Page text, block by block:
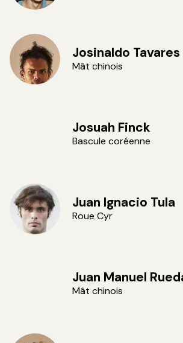
Josinaldo
Mât chinois
Josuah Finck
Bascule coréenne
Juan Ignacio Tula
Roue Cyr
Juan Manuel
Mât chinois